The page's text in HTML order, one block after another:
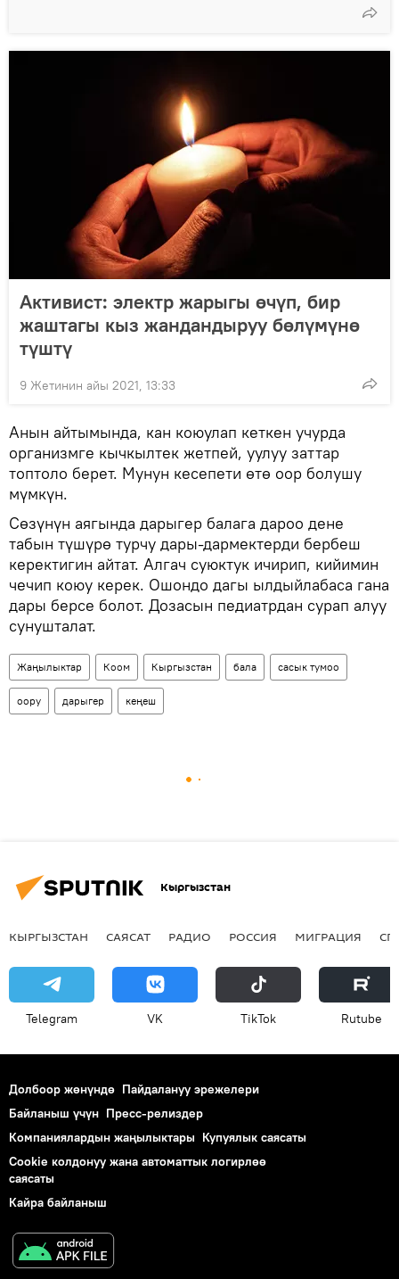
Активист: электр жарыгы өчүп, бир
жаштагы кыз жандандыруу бөлүмүнө
түштү
9 Жетинин айы 2021, 13:33
Анын айтымында, кан коюулап кеткен учурда
организмге кычкылтек жетпей, уулуу заттар
топтоло берет. Мунун кесепети өтө оор болушу
мүмкүн.
Сөзүнүн аягында дарыгер балага дароо дене
табын түшүрө турчу дары-дармектерди бербеш
керектигин айтат. Алгач суюктук ичирип, кийимин
чечип коюу керек. Ошондо дагы ылдыйлабаса гана
дары берсе болот. Дозасын педиатрдан сурап алуу
сунушталат.
Жаңылыктар Коом Кыргызстан бала сасык тумоо
оору дарыгер кеңеш
Кыргызстан
КЫРГЫЗСТАН САЯСАТ РАДИО РОССИЯ МИГРАЦИЯ
Telegram VK ТikТоk Rutube
Долбоор жөнүндө Пайдалануу эрежелери
Байланыш үчүн Пресс-релиздер
Компаниялардын жаңылыктары Купуялык саясаты
Cookie колдонуу жана автоматтык логирлөө
саясаты
Кайра байланыш